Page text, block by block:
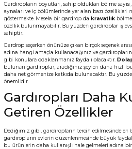
Gardıropların boyutları, sahip oldukları bölme
aynaları ve iç bölümlerinde yer alan bazı özellikleri
göstermekte. Mesela bir gardrop da kravatlık
özellik bulunmayabilir. Bu yüzden gardıroplar
sahiptir.
Gardrop seçerken önünüze çıkan birçok seçenek
adına hangi amaçla kullanacağınız ve
gibi konulara odaklanmanız faydalı olacaktır.
bulunan gardıroplar, aradığınız şeyleri daha hızlı
daha net görmenize katkıda bulunacaktır. Bu
önemlidir.
Gardıropları Daha
Getiren Özellikler
Dediğimiz gibi, gardıropların tercih edilmesinde en
gardıropların evlerin düzenlenmesinde büyük
bu ürünlerin daha kullanışlı hale gelmeleri adına